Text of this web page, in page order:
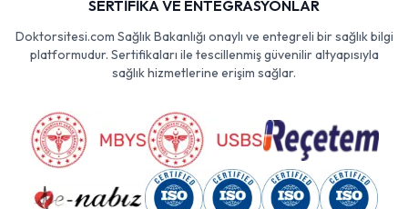
SERTİFİKA VE ENTEGRASYONLAR
Doktorsitesi.com Sağlık Bakanlığı onaylı ve entegreli bir sağlık bilgi
platformudur. Sertifikaları ile tescillenmiş güvenilir altyapısıyla
sağlık hizmetlerine erişim sağlar.